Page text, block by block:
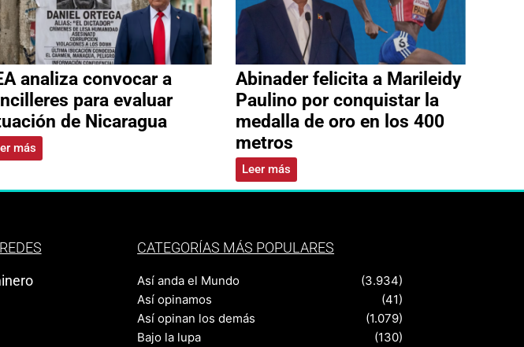
analiza convocar a
para evaluar
de Nicaragua
más
Abinader felicita a Marileidy
Paulino por conquistar la
medalla de oro en los 400
metros
Leer más
CATEGORÍAS MÁS POPULARES
Así anda el Mundo
(3.934)
Así opinamos
(41)
Así opinan los demás
(1.079)
Bajo la lupa
(130)